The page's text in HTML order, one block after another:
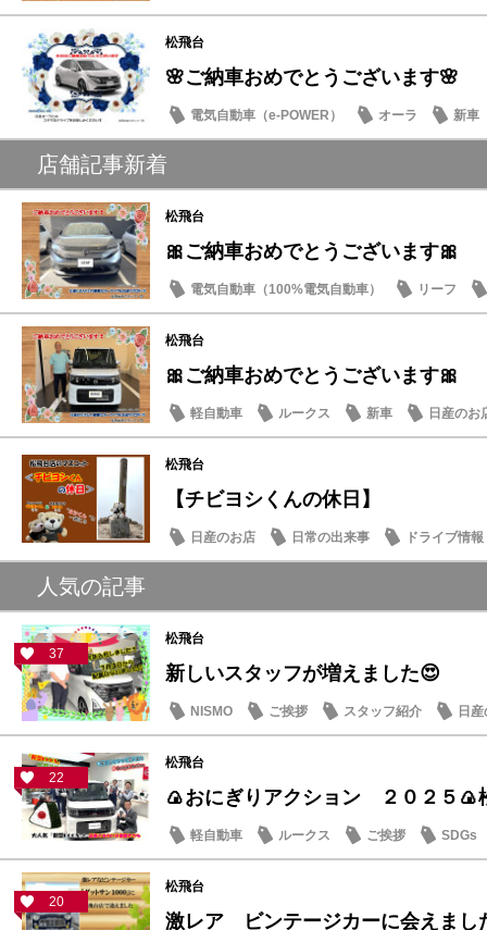
松飛台
🌸ご納車おめでとうございます🌸
電気自動車（e-POWER） オーラ 新車
店舗記事新着
松飛台
🎀ご納車おめでとうございます🎀
電気自動車（100%電気自動車） リーフ
松飛台
🎀ご納車おめでとうございます🎀
軽自動車 ルークス 新車 日産のお
松飛台
【チビヨシくんの休日】
日産のお店 日常の出来事 ドライブ情報
人気の記事
37
松飛台
新しいスタッフが増えました😍
NISMO ご挨拶 スタッフ紹介 日
22
松飛台
🍙おにぎりアクション ２０２５🍙
軽自動車 ルークス ご挨拶 SDGs
20
松飛台
激レア ビンテージカーに会えまし